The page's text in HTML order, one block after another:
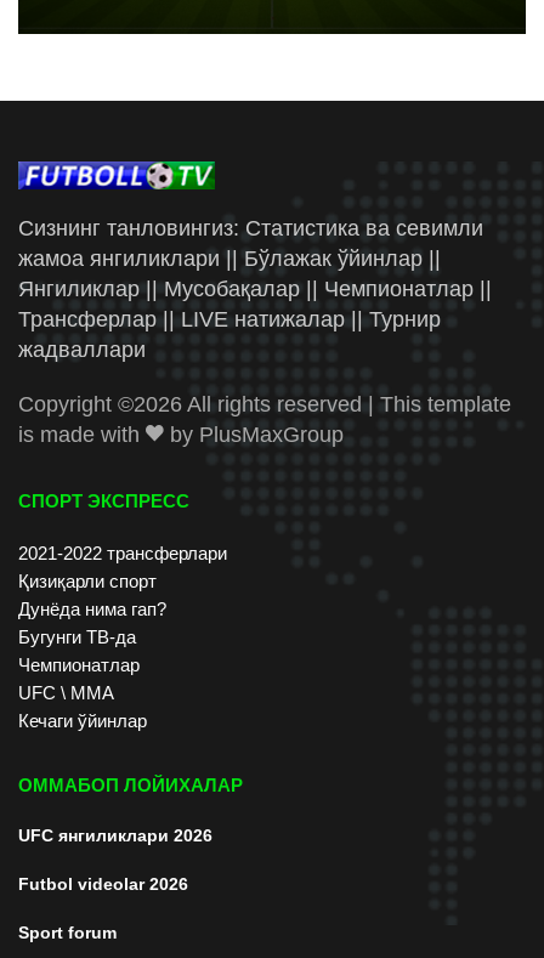
Сизнинг танловингиз: Статистика ва севимли
жамоа янгиликлари || Бўлажак ўйинлар ||
Янгиликлар || Мусобақалар || Чемпионатлар ||
Трансферлар || LIVE натижалар || Турнир
жадваллари
Copyright ©2026 All rights reserved | This template
is made with
by PlusMaxGroup
СПОРТ ЭКСПРЕСС
2021-2022 трансферлари
Қизиқарли спорт
Дунёда нима гап?
Бугунги ТВ-да
Чемпионатлар
UFC \ ММА
Кечаги ўйинлар
ОММАБОП ЛОЙИХАЛАР
UFC янгиликлари 2026
Futbol videolar 2026
Sport forum